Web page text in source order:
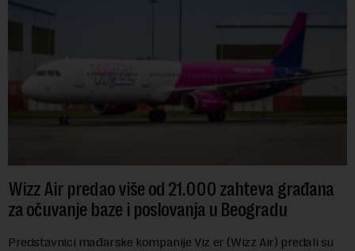
Wizz Air predao više od 21.000 zahteva građana
za očuvanje baze i poslovanja u Beogradu
Predstavnici mađarske kompanije Viz er (Wizz Air) predali su